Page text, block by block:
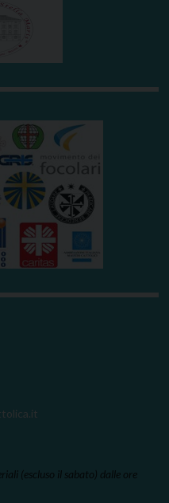
(escluso il sabato) dalle ore